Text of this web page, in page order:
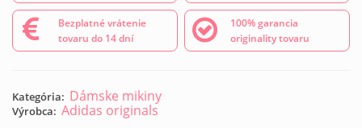
Bezplatné vrátenie
tovaru do 14 dní
100% garancia
originality tovaru
Kategória: Dámske mikiny
Výrobca: Adidas originals